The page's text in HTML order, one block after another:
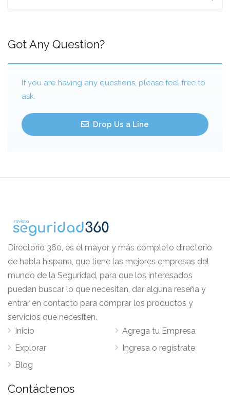
Got Any Question?
If you are having any questions, please feel free to
ask.
Drop Us a Line
Directorio 360, es el mayor y más completo directorio
de habla hispana, que tiene las mejores empresas del
mundo de la Seguridad, para que los interesados
puedan buscar lo que necesitan, dar alguna reseña y
entrar en contacto para comprar los productos y
servicios que necesiten.
Inicio
Explorar
Blog
Agrega tu Empresa
Ingresa o regístrate
Contáctenos